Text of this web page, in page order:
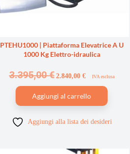
PTEHU1000 | Piattaforma Elevatrice A U
1000 Kg Elettro-idraulica
3.395,00€ 2.840,00 € IVA esclusa
Aggiungi al carrello
Aggiungi alla lista dei desideri